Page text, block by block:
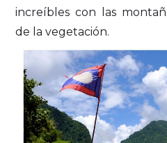
increíbles con las
de la vegetación.